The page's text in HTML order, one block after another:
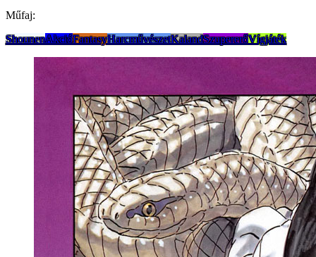
Műfaj:
ShounenAkcióFantasyHarcművészetKalandSzupererőVígjáték